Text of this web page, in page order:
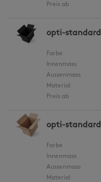
Preis ab
opti-standard
Farbe
Innenmass
Aussenmass
Material
Preis ab
opti-standard
Farbe
Innenmass
Aussenmass
Material